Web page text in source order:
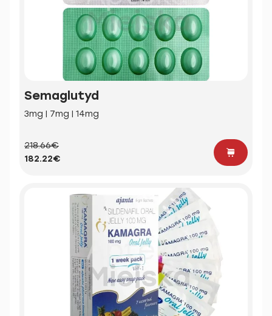
Semaglutyd
3mg | 7mg | 14mg
218.66€
182.22€